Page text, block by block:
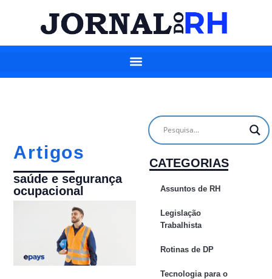
Artigos
saúde e segurança
ocupacional
CATEGORIAS
Assuntos de RH
Legislação
Trabalhista
Rotinas de DP
Tecnologia para o